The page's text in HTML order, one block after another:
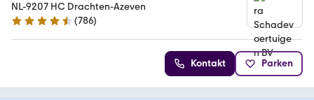
NL-9207 HC Drachten-Azeven
4.4 Sterne
(786)
Kontakt Parken